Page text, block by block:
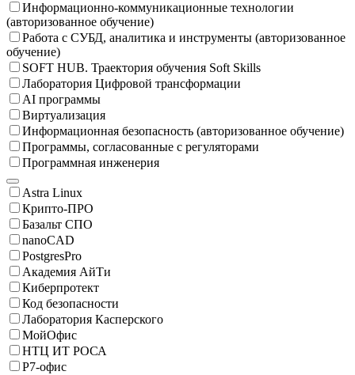
Информационно-коммуникационные технологии
(авторизованное обучение)
Работа с СУБД, аналитика и инструменты (авторизованное
обучение)
SOFT HUB. Траектория обучения Soft Skills
Лаборатория Цифровой трансформации
AI программы
Виртуализация
Информационная безопасность (авторизованное обучение)
Программы, согласованные с регуляторами
Программная инженерия
Astra Linux
Крипто-ПРО
Базальт СПО
nanoCAD
PostgresPro
Академия АйТи
Киберпротект
Код безопасности
Лаборатория Касперского
МойОфис
НТЦ ИТ РОСА
Р7-офис